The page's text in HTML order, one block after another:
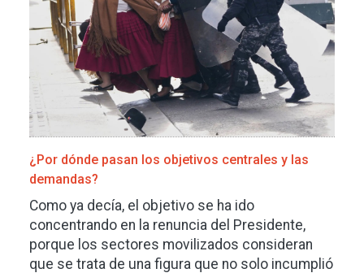
¿Por dónde pasan los objetivos centrales y las
demandas?
Como ya decía, el objetivo se ha ido
concentrando en la renuncia del Presidente,
porque los sectores movilizados consideran
que se trata de una figura que no solo incumplió